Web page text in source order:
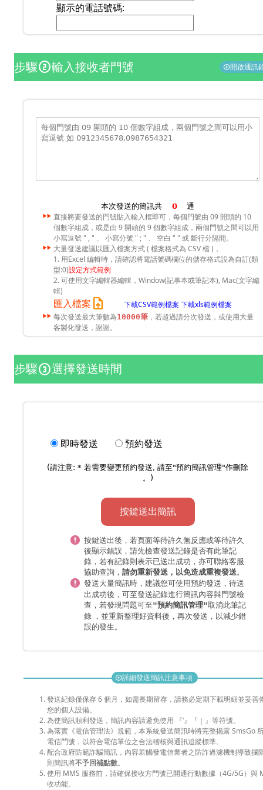
顯示的電話號碼:
步驟counter_2輸入接收者門號 add_circle開啟通訊
本次發送的簡訊共 通
直接將要發送的門號貼入輸入框即可，每個門號由 09 開頭的 10
個數字組成，或是由 9 開頭的 9 個數字組成，兩個門號之間可以用
小寫逗號 " , " 、 小寫分號 " ; " 、 空白 " " 或 斷行分隔開。
大量發送建議以匯入檔案方式 ( 檔案格式為 CSV 檔 )，
1. 用Excel 編輯時，請確認將電話號碼欄位的儲存格式設為自訂(類
型:0)設定方式範例
2. 可使用文字編輯器編輯，Window(記事本或筆記本), Mac(文字編
輯)
匯入檔案 upload_file 下載CSV範例檔案 下載xls範例檔案
每次發送最大筆數為10000筆 ，若超過請分次發送，或使用大量
客製化發送，謝謝。
步驟counter_3選擇發送時間
即時發送 預約發送
(請注意: * 若需要變更預約發送, 請至"預約簡訊管理"作刪除
。)
按鍵送出簡訊
按鍵送出後，若頁面等待許久無反應或等待許久
後顯示錯誤，請先檢查發送記錄是否有此筆記
錄，若有記錄則表示已送出成功，亦可聯絡客服
協助查詢，請勿重新發送，以免造成重複發送。
發送大量簡訊時，建議您可使用預約發送 ，待送
出成功後，可至發送記錄進行簡訊內容與門號檢
查，若發現問題可至"預約簡訊管理"取消此筆記
錄 ，並重新整理好資料後，再次發送，以減少錯
誤的發生。
add_circle詳細發送簡訊注意事項
發送紀錄僅保存 6 個月，如需長期留存，請務必定期下載明細並妥善
您的個人設備。
為使簡訊順利發送，簡訊內容請避免使用 『‘』『｜』等符號。
為落實《電信管理法》規範，本系統發送簡訊時將完整揭露 SmsGo
電信門號，以符合電信單位之合法稽核與通訊追蹤標準。
配合政府防範詐騙簡訊，內容若觸發電信業者之防詐過濾機制導致攔
則簡訊將不予回補點數。
使用 MMS 服務前，請確保接收方門號已開通行動數據（4G/5G）與
收功能。